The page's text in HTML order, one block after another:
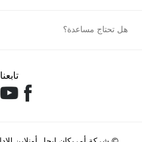
هل تحتاج مساعدة؟
تابعنا